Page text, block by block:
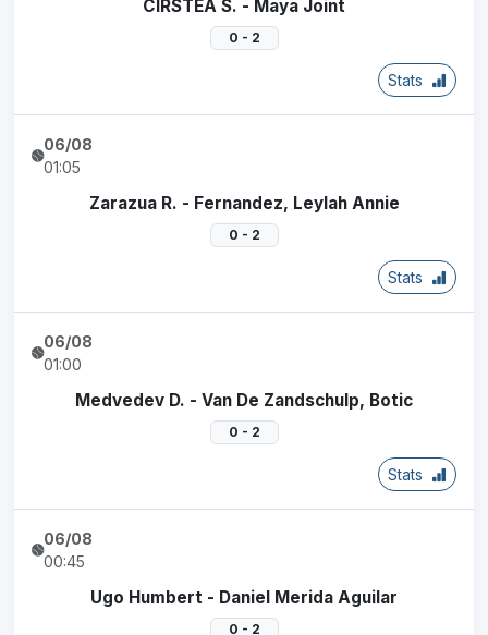
CIRSTEA S. - Maya Joint
0 - 2
Stats
06/08
01:05
Zarazua R. - Fernandez, Leylah Annie
0 - 2
Stats
06/08
01:00
Medvedev D. - Van De Zandschulp, Botic
0 - 2
Stats
06/08
00:45
Ugo Humbert - Daniel Merida Aguilar
0 - 2